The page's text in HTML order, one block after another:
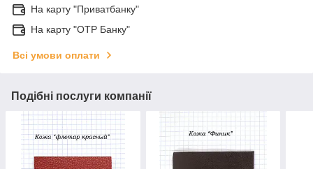
На карту "Приватбанку"
На карту "OTP Банку"
Всі умови оплати
Подібні послуги компанії